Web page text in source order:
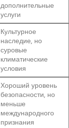
дополнительные
услуги
Культурное
наследие, но
суровые
климатические
условия
Хороший уровень
безопасности, но
меньше
международного
признания